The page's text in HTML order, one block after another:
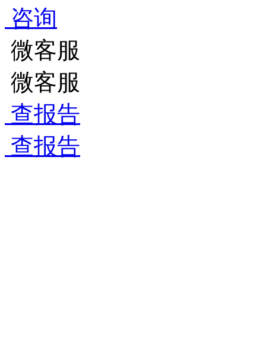
咨询
微客服
微客服
查报告
查报告